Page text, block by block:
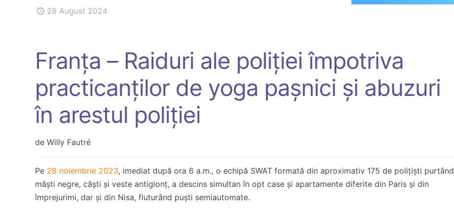
28 August 2024
Franța – Raiduri ale poliției împotriva
practicanților de yoga pașnici și abuzuri
în arestul poliției
de Willy Fautré
Pe 28 noiembrie 2023, imediat după ora 6 a.m., o echipă SWAT formată din aproximativ 175 de polițiști purtând
măști negre, căști și veste antiglonț, a descins simultan în opt case și apartamente diferite din Paris și din
împrejurimi, dar și din Nisa, fluturând puști semiautomate.